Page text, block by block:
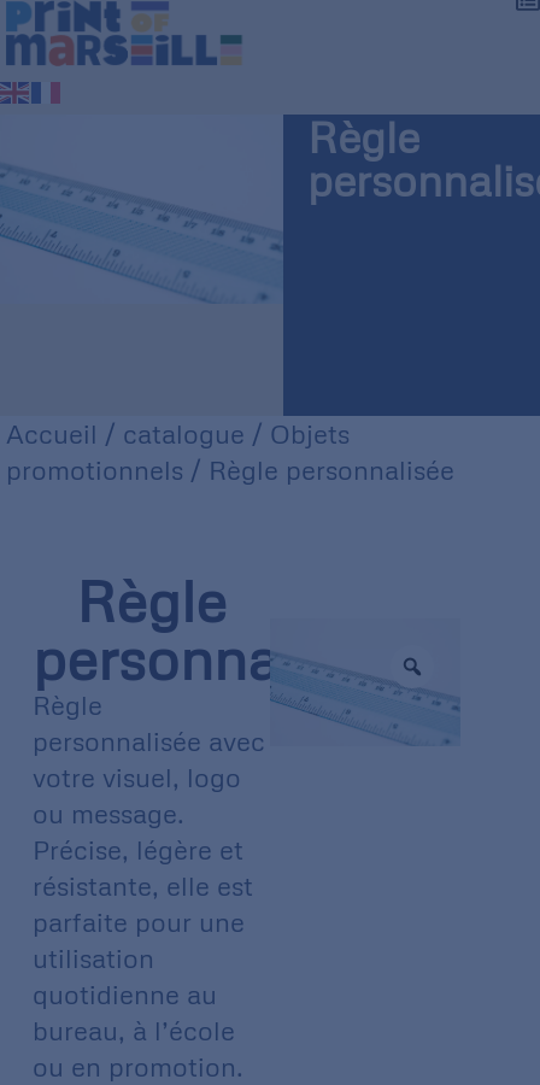
Règle
Accueil / catalogue / Objets
promotionnels / Règle personnalisée
Règle
personnalisée
Règle
personnalisée avec
votre visuel, logo
ou message.
Précise, légère et
résistante, elle est
parfaite pour une
utilisation
quotidienne au
bureau, à l’école
ou en promotion.